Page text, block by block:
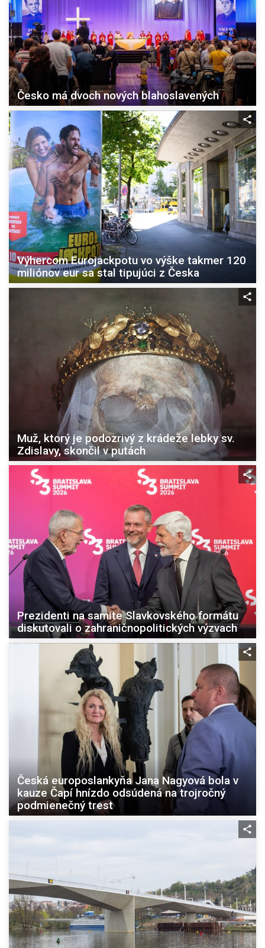
Česko má dvoch nových blahoslavených
Výhercom Eurojackpotu vo výške takmer 120
miliónov eur sa stal tipujúci z Česka
Muž, ktorý je podozrivý z krádeže lebky sv.
Zdislavy, skončil v putách
Prezidenti na samite Slavkovského formátu
diskutovali o zahraničnopolitických výzvach
Česká europoslankyňa Jana Nagyová bola v
kauze Čapí hnízdo odsúdená na trojročný
podmienečný trest